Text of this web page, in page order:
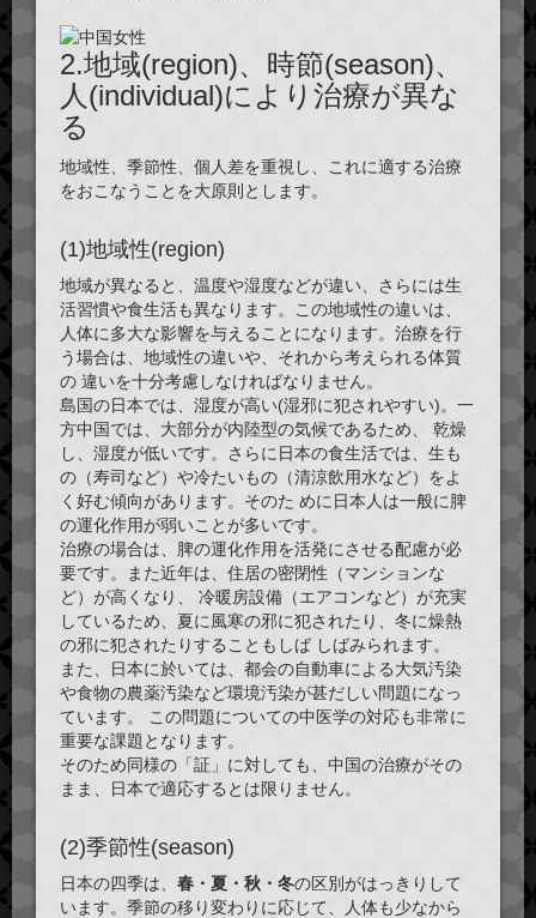
2.地域(region)、時節(season)、
人(individual)により治療が異な
る
地域性、季節性、個人差を重視し、これに適する治療
をおこなうことを大原則とします。
(1)地域性(region)
地域が異なると、温度や湿度などが違い、さらには生
活習慣や食生活も異なります。この地域性の違いは、
人体に多大な影響を与えることになります。治療を行
う場合は、地域性の違いや、それから考えられる体質
の 違いを十分考慮しなければなりません。
島国の日本では、湿度が高い(湿邪に犯されやすい)。一
方中国では、大部分が内陸型の気候であるため、 乾燥
し、湿度が低いです。さらに日本の食生活では、生も
の（寿司など）や冷たいもの（清涼飲用水など）をよ
く好む傾向があります。そのた めに日本人は一般に 脾
の運化作用が弱いことが多いです。
治療の場合は、脾の運化作用を活発にさせる配慮が必
要です。また近年は、住居の密閉性（マンションな
ど）が高くなり、 冷暖房設備（エアコンなど）が充実
しているため、夏に 風寒の邪に犯されたり、冬に燥熱
の邪に犯されたりすることもしば しばみられます。
また、日本に於いては、都会の自動車による大気汚染
や食物の農薬汚染など環境汚染が甚だしい問題になっ
ています。 この問題についての中医学の対応も非常に
重要な課題となります。
そのため同様の「証」に対しても、中国の治療がその
まま、日本で適応するとは限りません。
(2)季節性(season)
日本の四季は、 春・夏・秋・冬の区別がはっきりして
います。季節の移り変わりに応じて、人体も少なから